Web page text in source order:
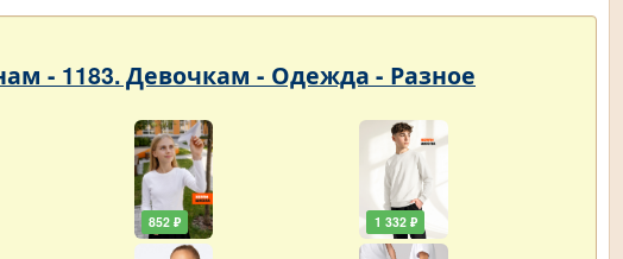
- 1183. Девочкам - Одежда - Разное
852 ₽ 1 332 ₽